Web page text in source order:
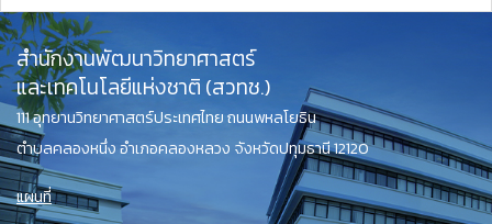
สำนักงานพัฒนาวิทยาศาสตร์
และเทคโนโลยีแห่งชาติ (สวทช.)
111 อุทยานวิทยาศาสตร์ประเทศไทย ถนนพหลโยธิน
ตำบลคลองหนึ่ง อำเภอคลองหลวง จังหวัดปทุมธานี 12120
แผนที่